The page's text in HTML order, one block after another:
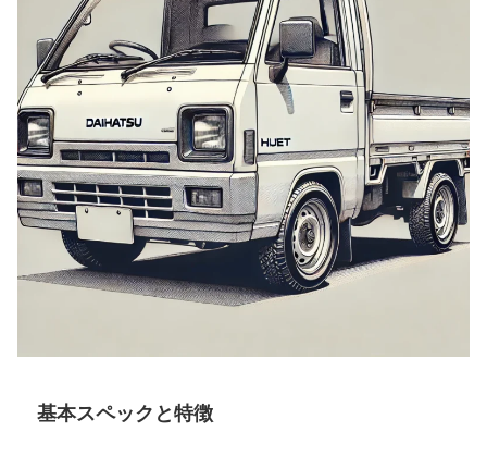
基本スペックと特徴